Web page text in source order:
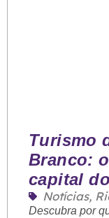
Turismo
Branco:
capital
Notícias,
Descubra por